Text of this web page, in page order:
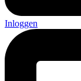
Inloggen